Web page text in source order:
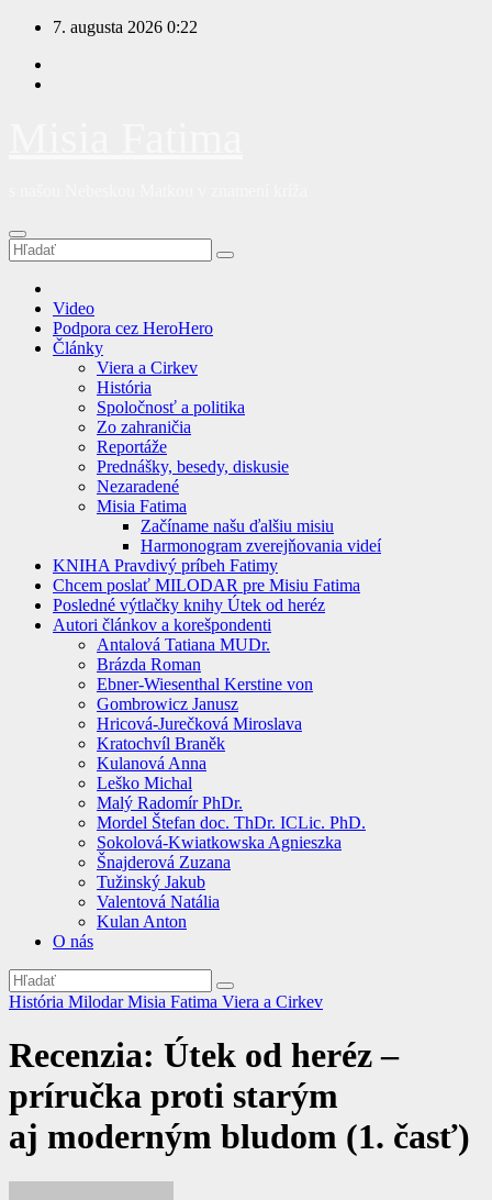
Prejsť
obsah
7. augusta 2026 0:22
Video
Podpora cez HeroHero
Články
Viera a Cirkev
História
Spoločnosť a politika
Zo zahraničia
Reportáže
Prednášky, besedy, diskusie
Nezaradené
Misia Fatima
Začíname našu ďalšiu misiu
Harmonogram zverejňovania videí
KNIHA Pravdivý príbeh Fatimy
Chcem poslať MILODAR pre Misiu Fatima
Posledné výtlačky knihy Útek od heréz
Autori článkov a korešpondenti
Antalová Tatiana MUDr.
Brázda Roman
Ebner-Wiesenthal Kerstine von
Gombrowicz Janusz
Hricová-Jurečková Miroslava
Kratochvíl Braněk
Kulanová Anna
Leško Michal
Malý Radomír PhDr.
Mordel Štefan doc. ThDr. ICLic. PhD.
Sokolová-Kwiatkowska Agnieszka
Šnajderová Zuzana
Tužinský Jakub
Valentová Natália
Kulan Anton
O nás
História MilodarMisia Fatima Viera a Cirkev
Recenzia: Útek od heréz –
príručka proti starým
aj moderným bludom (1. časť)